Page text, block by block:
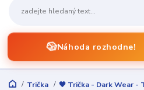
🎲Náhoda rozhodne!
Trička 🖤 Trička - Dark Wear -